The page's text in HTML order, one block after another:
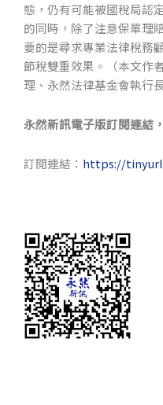
態，仍有可能被國稅局認
的同時，除了注意保單理
要的是尋求專業法律稅務
節稅雙重效果。（本文作
理、永然法律基金會執行長
永然新訊電子版訂閱連結
訂閱連結： https://